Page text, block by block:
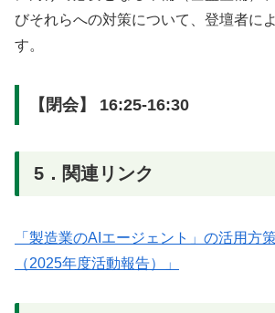
びそれらへの対策について、登壇者に
す。
【閉会】 16:25-16:30
5．関連リンク
「製造業のAIエージェント」の活用方
（2025年度活動報告）」